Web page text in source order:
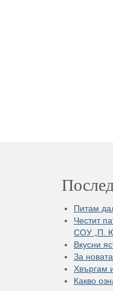
Питам
Честит
СОУ „П.
Вкусни
За
Хвъргам
Какво